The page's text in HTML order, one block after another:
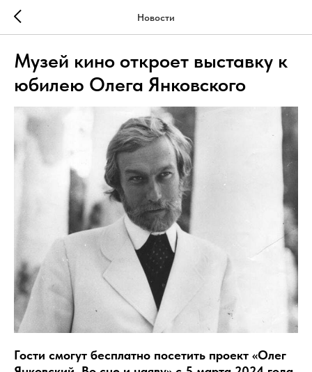
Новости
Музей кино откроет выставку к
юбилею Олега Янковского
Гости смогут бесплатно посетить проект «Олег